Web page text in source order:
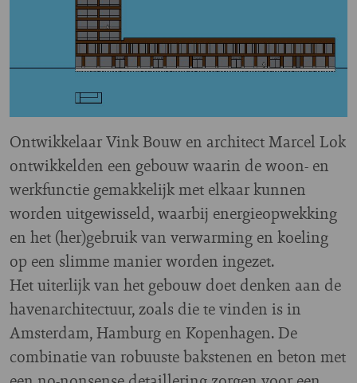
Ontwikkelaar Vink Bouw en architect Marcel Lok
ontwikkelden een gebouw waarin de woon- en
werkfunctie gemakkelijk met elkaar kunnen
worden uitgewisseld, waarbij energieopwekking
en het (her)gebruik van verwarming en koeling
op een slimme manier worden ingezet.
Het uiterlijk van het gebouw doet denken aan de
havenarchitectuur, zoals die te vinden is in
Amsterdam, Hamburg en Kopenhagen. De
combinatie van robuuste bakstenen en beton met